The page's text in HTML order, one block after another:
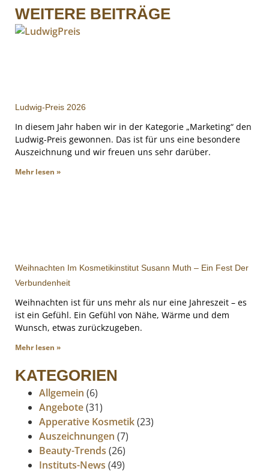
WEITERE BEITRÄGE
Ludwig-Preis 2026
In diesem Jahr haben wir in der Kategorie „Marketing“ den
Ludwig-Preis gewonnen. Das ist für uns eine besondere
Auszeichnung und wir freuen uns sehr darüber.
Mehr lesen »
Weihnachten Im Kosmetikinstitut Susann Muth – Ein Fest Der
Verbundenheit
Weihnachten ist für uns mehr als nur eine Jahreszeit – es
ist ein Gefühl. Ein Gefühl von Nähe, Wärme und dem
Wunsch, etwas zurückzugeben.
Mehr lesen »
KATEGORIEN
Allgemein (6)
Angebote(31)
Apperative Kosmetik(23)
Auszeichnungen (7)
Beauty-Trends (26)
Instituts-News (49)